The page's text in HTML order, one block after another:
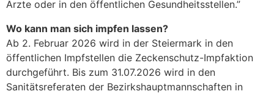
Ärzte oder in den öffentlichen Gesundheitsstellen.”
Wo kann man sich impfen lassen?
Ab 2. Februar 2026 wird in der Steiermark in den
öffentlichen Impfstellen die Zeckenschutz-Impfaktion
durchgeführt. Bis zum 31.07.2026 wird in den
Sanitätsreferaten der Bezirkshauptmannschaften in